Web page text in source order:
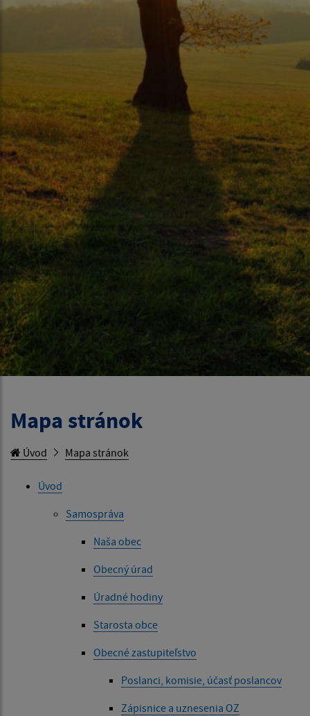
Mapa stránok
Úvod Mapa stránok
Úvod
Samospráva
Naša obec
Obecný úrad
Úradné hodiny
Starosta obce
Obecné zastupiteľstvo
Poslanci, komisie, účasť poslancov
Zápisnice a uznesenia OZ